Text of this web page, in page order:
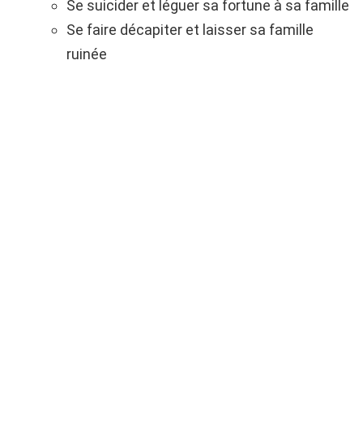
Se suicider et léguer sa fortune à sa famille
Se faire décapiter et laisser sa famille
ruinée